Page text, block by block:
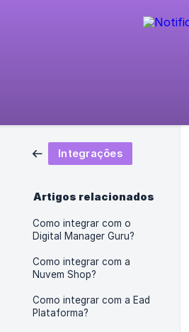
Integrações
Artigos relacionados
Como integrar com o
Digital Manager Guru?
Como integrar com a
Nuvem Shop?
Como integrar com a Ead
Plataforma?